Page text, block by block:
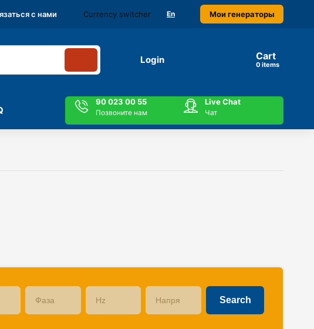
с нами Currency switcher En Мои генераторы
Login Cart
items
90 023 00 55
Позвоните нам
Live Chat
Чат